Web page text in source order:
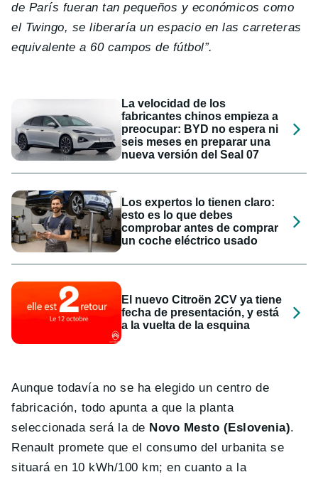
de París fueran tan pequeños y económicos como
el Twingo, se liberaría un espacio en las carreteras
equivalente a 60 campos de fútbol”.
La velocidad de los
fabricantes chinos empieza a
preocupar: BYD no espera ni
seis meses en preparar una
nueva versión del Seal 07
Los expertos lo tienen claro:
esto es lo que debes
comprobar antes de comprar
un coche eléctrico usado
El nuevo Citroën 2CV ya tiene
fecha de presentación, y está
a la vuelta de la esquina
Aunque todavía no se ha elegido un centro de
fabricación, todo apunta a que la planta
seleccionada será la de Novo Mesto (Eslovenia).
Renault promete que el consumo del urbanita se
situará en 10 kWh/100 km; en cuanto a la